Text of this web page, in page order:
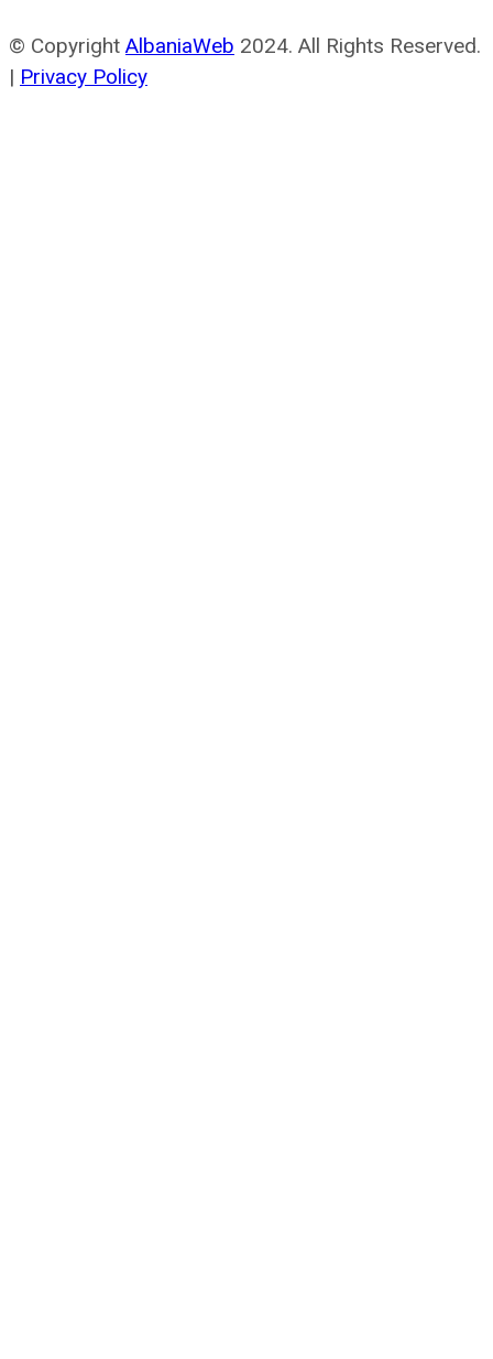
© Copyright AlbaniaWeb 2024. All Rights Reserved.
| Privacy Policy